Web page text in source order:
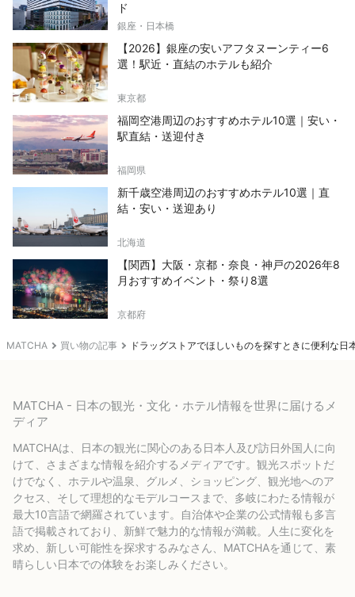
MATCHA 買い物の記事 ドラッグストアでほしいものを探すときに便利な日
ド
銀座・日本橋
【2026】銀座の安いアフタヌーンティー6
選！駅近・直結のホテルも紹介
東京都
福岡空港周辺のおすすめホテル10選｜安い・
駅直結・送迎付き
福岡県
新千歳空港周辺のおすすめホテル10選｜直
結・安い・送迎あり
北海道
【関西】大阪・京都・奈良・神戸の2026年8
月おすすめイベント・祭り8選
京都府
MATCHA - 日本の観光・文化・ホテル情報を世界に届けるメ
ディア
MATCHAは、日本の観光に関心のある日本人及び訪日外国人に向
けて、さまざまな情報を紹介するメディアです。観光スポットだ
けでなく、ホテルや温泉、グルメ、ショッピング、観光地へのア
クセス、そして理想的なモデルコースまで、多岐にわたる情報が
最大10言語で網羅されています。自治体や企業の公式情報も多言
語で掲載されており、新鮮で魅力的な情報が満載。人生に変化を
求め、新しい可能性を探求するみなさん、MATCHAを通じて、素
晴らしい日本での体験をお楽しみください。